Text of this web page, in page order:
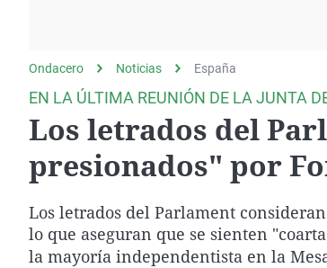
Como el perro y elEquipo de
Operación Viuda
Negra
Ondacero Noticias España
EN LA ÚLTIMA REUNIÓN DE LA JUNTA
Los letrados del
presionados" por
Los letrados del Parlament
lo que aseguran que se sienten
la mayoría independentista en la